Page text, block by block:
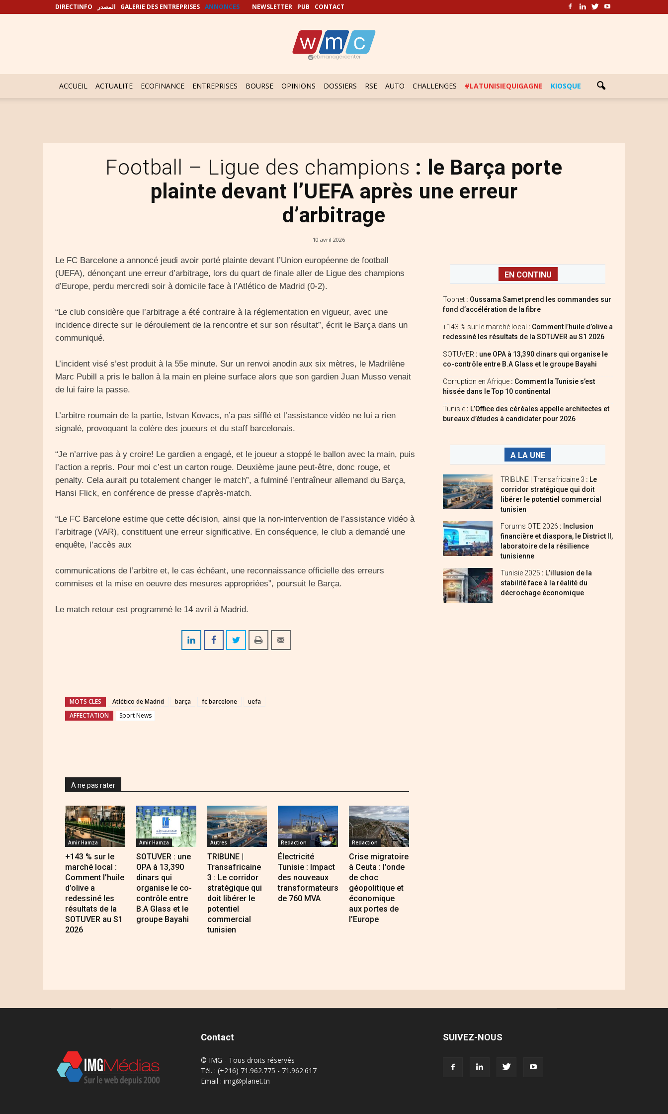
DIRECTINFO المصدر GALERIE DES ENTREPRISES ANNONCES NEWSLETTER PUB CONTACT
ACCUEIL ACTUALITE ECOFINANCE ENTREPRISES BOURSE OPINIONS DOSSIERS RSE AUTO CHALLENGES #LATUNISIEQUIGAGNE KIOSQUE
Football – Ligue des champions : le Barça porte
plainte devant l’UEFA après une erreur
d’arbitrage
10 avril 2026
Le FC Barcelone a annoncé jeudi avoir porté plainte devant l’Union européenne de football
(UEFA), dénonçant une erreur d’arbitrage, lors du quart de finale aller de Ligue des champions
d’Europe, perdu mercredi soir à domicile face à l’Atlético de Madrid (0-2).
“Le club considère que l’arbitrage a été contraire à la réglementation en vigueur, avec une
incidence directe sur le déroulement de la rencontre et sur son résultat”, écrit le Barça dans un
communiqué.
L’incident visé s’est produit à la 55e minute. Sur un renvoi anodin aux six mètres, le Madrilène
Marc Pubill a pris le ballon à la main en pleine surface alors que son gardien Juan Musso venait
de lui faire la passe.
L’arbitre roumain de la partie, Istvan Kovacs, n’a pas sifflé et l’assistance vidéo ne lui a rien
signalé, provoquant la colère des joueurs et du staff barcelonais.
“Je n’arrive pas à y croire! Le gardien a engagé, et le joueur a stoppé le ballon avec la main, puis
l’action a repris. Pour moi c’est un carton rouge. Deuxième jaune peut-être, donc rouge, et
penalty. Cela aurait pu totalement changer le match”, a fulminé l’entraîneur allemand du Barça,
Hansi Flick, en conférence de presse d’après-match.
“Le FC Barcelone estime que cette décision, ainsi que la non-intervention de l’assistance vidéo à
l’arbitrage (VAR), constituent une erreur significative. En conséquence, le club a demandé une
enquête, l’accès aux
communications de l’arbitre et, le cas échéant, une reconnaissance officielle des erreurs
commises et la mise en oeuvre des mesures appropriées”, poursuit le Barça.
Le match retour est programmé le 14 avril à Madrid.
MOTS CLES Atlético de Madrid barça fc barcelone
uefa
AFFECTATION
Sport News
A ne pas rater
Amir Hamza
+143 % sur le
marché local :
Comment l’huile
d’olive a
redessiné les
résultats de la
SOTUVER au S1
2026
Amir Hamza
SOTUVER : une
OPA à 13,390
dinars qui
organise le co-
contrôle entre
B.A Glass et le
groupe Bayahi
Autres
TRIBUNE |
Transafricaine
3 : Le corridor
stratégique qui
doit libérer le
potentiel
commercial
tunisien
Redaction
Électricité
Tunisie : Impact
des nouveaux
transformateurs
de 760 MVA
Redaction
Crise migratoire
à Ceuta : l’onde
de choc
géopolitique et
économique
aux portes de
l’Europe
EN CONTINU
Topnet : Oussama Samet prend les commandes sur
fond d’accélération de la fibre
+143 % sur le marché local : Comment l’huile d’olive a
redessiné les résultats de la SOTUVER au S1 2026
SOTUVER : une OPA à 13,390 dinars qui organise le
co-contrôle entre B.A Glass et le groupe Bayahi
Corruption en Afrique : Comment la Tunisie s’est
hissée dans le Top 10 continental
Tunisie : L’Office des céréales appelle architectes et
bureaux d’études à candidater pour 2026
A LA UNE
TRIBUNE | Transafricaine 3 : Le
corridor stratégique qui doit
libérer le potentiel commercial
tunisien
Forums OTE 2026 : Inclusion
financière et diaspora, le District II,
laboratoire de la résilience
tunisienne
Tunisie 2025 : L’illusion de la
stabilité face à la réalité du
décrochage économique
Contact
© IMG - Tous droits réservés
Tél. : (+216) 71.962.775 - 71.962.617
Email : img@planet.tn
SUIVEZ-NOUS